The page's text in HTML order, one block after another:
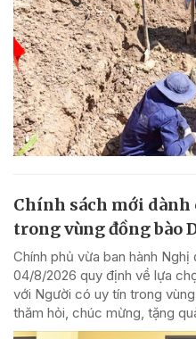
Chính sách mới
trong vùng đồng bào
Chính phủ vừa ban hành
04/8/2026 quy định về lựa
với Người có uy tín trong
thăm hỏi, chúc mừng, tặng